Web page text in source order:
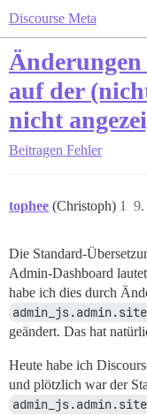
Discourse Meta
auf der
nicht
Beitragen Fehler
tophee (Christoph) 9.
1
Die Standard-
Admin-Dashboard
habe ich dies durch
geändert. Das hat
Heute habe ich
und plötzlich war der